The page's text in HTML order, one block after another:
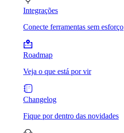
Integrações
Conecte ferramentas sem esforço
Roadmap
Veja o que está por vir
Changelog
Fique por dentro das novidades